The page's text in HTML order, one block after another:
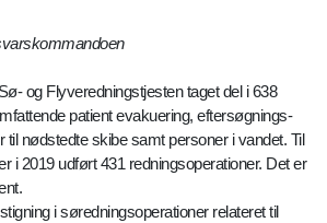
og Flyveredningstjesten taget del i 638
patient evakuering, eftersøgnings-
til nødstedte skibe samt personer i vandet. Til
i 2019 udført 431 redningsoperationer. Det er
i søredningsoperationer relateret til